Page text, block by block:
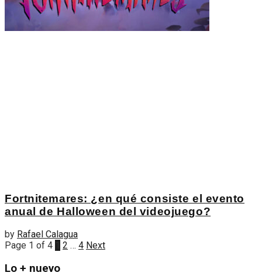
Fortnitemares: ¿en qué consiste el evento
anual de Halloween del videojuego?
by Rafael Calagua
Page 1 of 4
2 … 4 Next
Lo + nuevo